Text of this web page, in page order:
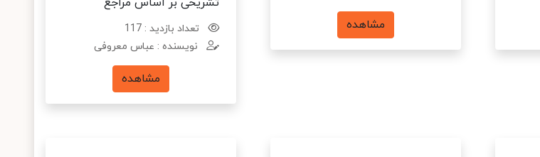
مشاهده
تعداد بازدید : 117
نویسنده : عباس معروفی
مشاهده